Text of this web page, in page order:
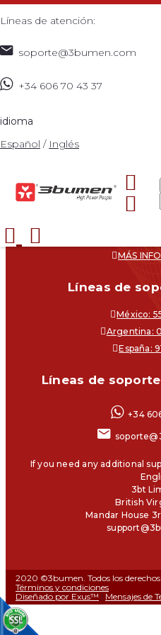
Líneas de atención:
soporte@3bumen.com
+34 606 70 43 37
idioma
Español / Inglés
¿DÓNDE
MÁS
Líneas de
México:
Argentina:
España:
Líneas de
+34
If you need any additional
3bt
British
Mandar House
2020 ©3bumen. Todos los derechos
Términos y condiciones
Diseñado por Exus™ | Mensajes de